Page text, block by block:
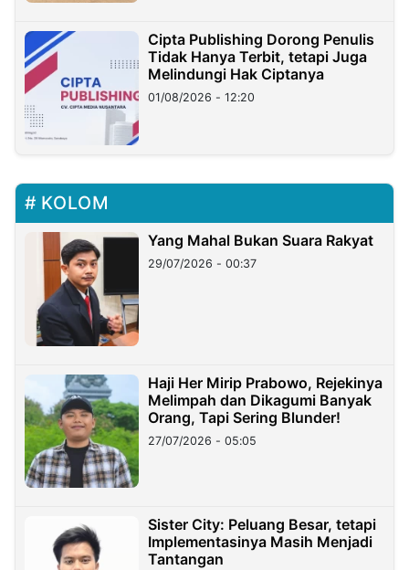
Cipta Publishing Dorong Penulis
Tidak Hanya Terbit, tetapi Juga
Melindungi Hak Ciptanya
01/08/2026 - 12:20
KOLOM
Yang Mahal Bukan Suara Rakyat
29/07/2026 - 00:37
Haji Her Mirip Prabowo, Rejekinya
Melimpah dan Dikagumi Banyak
Orang, Tapi Sering Blunder!
27/07/2026 - 05:05
Sister City: Peluang Besar, tetapi
Implementasinya Masih Menjadi
Tantangan